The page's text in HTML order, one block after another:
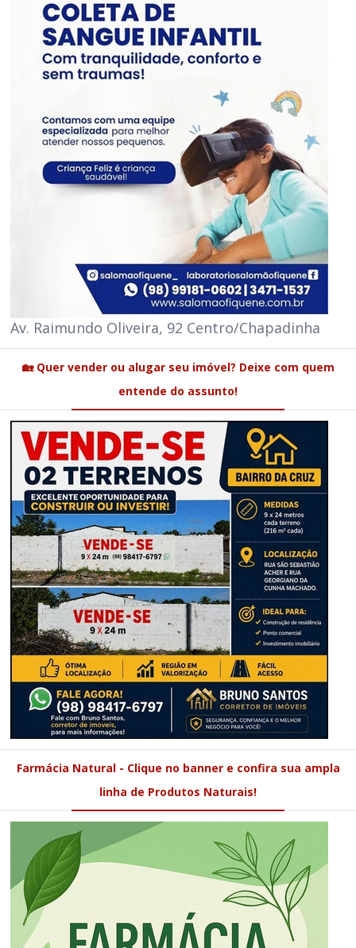
Av. Raimundo Oliveira, 92 Centro/Chapadinha
🏡 Quer vender ou alugar seu imóvel? Deixe com quem
entende do assunto!
Farmácia Natural - Clique no banner e confira sua ampla
linha de Produtos Naturais!